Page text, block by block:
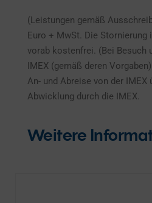
(Leistungen gemäß
Euro + MwSt. Die Stornierung
vorab kostenfrei. (Bei Besuch
IMEX (gemäß deren
An- und Abreise von der IMEX
Abwicklung durch die IMEX.
Weitere